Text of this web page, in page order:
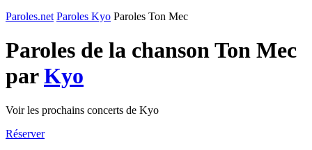
Paroles.net Paroles Kyo Paroles Ton Mec
Paroles de la chanson Ton Mec
parKyo
Voir les prochains concerts de Kyo
Réserver